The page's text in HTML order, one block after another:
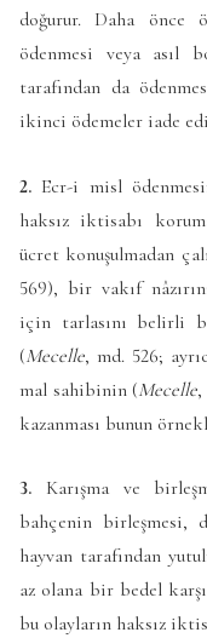
doğurur. Daha önce
ödenmesi veya asıl
tarafından da
ikinci ödemeler iade
2. Ecr-i misl
haksız iktisabı
ücret konuşulmadan
569), bir vakıf
için tarlasını belirli
(Mecelle, md. 526;
mal sahibinin (Mecelle
kazanması bunun
3. Karışma ve
bahçenin
hayvan tarafından
az olana bir bedel
bu olayların haksız